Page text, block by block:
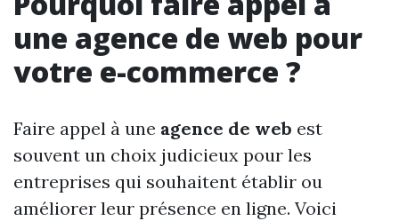
une agence de web pour
votre e-commerce ?
Faire appel à une agence de web est
souvent un choix judicieux pour les
entreprises qui souhaitent établir ou
améliorer leur présence en ligne. Voici